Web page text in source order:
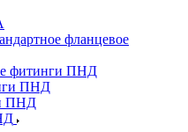
фланцевое
фитинги ПНД
ПНД
ПНД